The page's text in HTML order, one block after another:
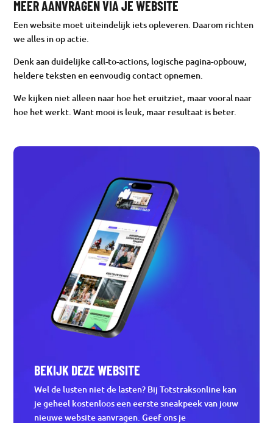
MEER AANVRAGEN VIA JE WEBSITE
Een website moet uiteindelijk iets opleveren. Daarom richten
we alles in op actie.
Denk aan duidelijke call-to-actions, logische pagina-opbouw,
heldere teksten en eenvoudig contact opnemen.
We kijken niet alleen naar hoe het eruitziet, maar vooral naar
hoe het werkt. Want mooi is leuk, maar resultaat is beter.
BEKIJK DEZE WEBSITE
Wel de lusten niet de lasten? Bij Totstraksonline kan
je geheel kostenloos een eerste sneakpeek van jouw
nieuwe website aanvragen. Geef ons je